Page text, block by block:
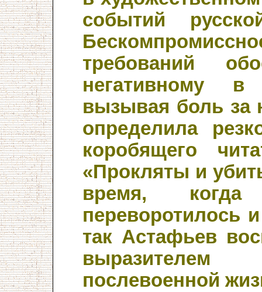
событий
требований
негативному в
вызывая боль за
определила
коробящего
«Прокляты и
время,
переворотилось
так Астафьев
выразителем
послевоенной